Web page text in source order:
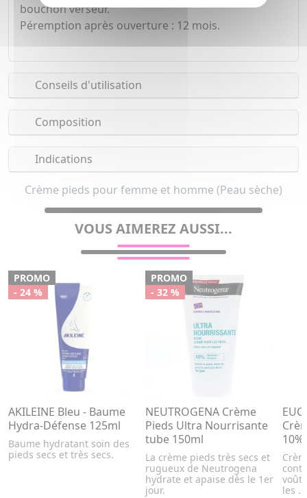
bouchon verseur.
Péremption après ouverture : 12 mois.
Conseils d'utilisation
Composition
Indications
Crème pieds pour femme et homme (Peau sèche)
VOUS AIMEREZ AUSSI...
PROMO
- 24 %
AKILEINE Bleu - Baume
Hydra-Défense 125ml
Baume hydratant soin des
pieds secs et très secs.
PROMO
- 32 %
NEUTROGENA Crème
Pieds Ultra Nourrisante
tube 150ml
La crème pieds très secs et
rugueux de Neutrogena
hydrate et apaise dès le 1er
jour.
les ...